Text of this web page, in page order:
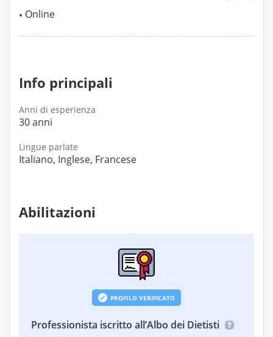
Online
Info principali
Anni di esperienza
30 anni
Lingue parlate
Italiano, Inglese, Francese
Abilitazioni
PROFILO VERIFICATO
Professionista iscritto all’Albo dei Dietisti